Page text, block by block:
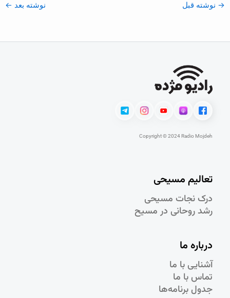
→ نوشته قبل نوشته بعد ←
Copyright © 2024 Radio Mojdeh
تعالیم مسیحی
درک نجات مسيحی
رشد روحانی در مسيح
درباره ما
آشنایی با ما
تماس با ما
جدول برنامه‌ها